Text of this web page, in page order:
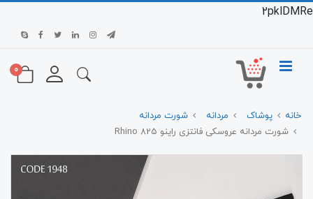
2pklDMRe
0
خانه پوشاک مردانه
شورت مردانه
شورت مردانه عروسکی فانتزی راینو 825 Rhino